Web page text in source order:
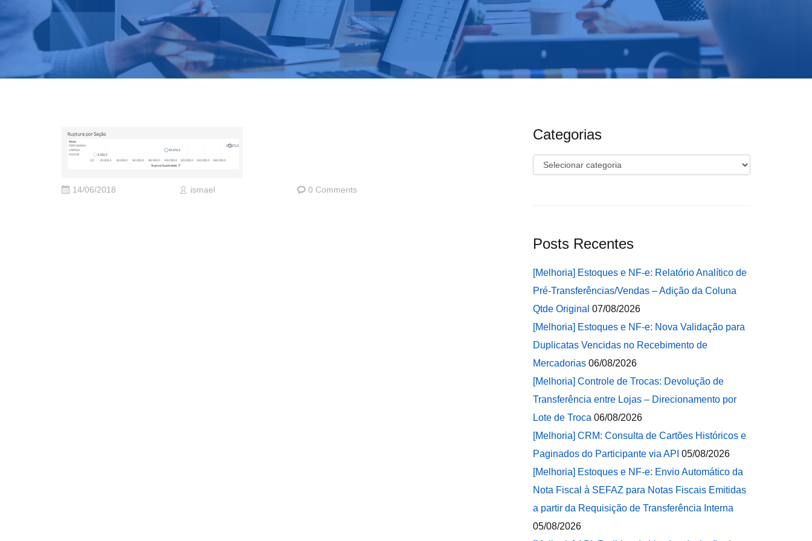
14/06/2018 ismael 0 Comments
Categorias
Categorias
Posts Recentes
[Melhoria] Estoques e NF-e: Relatório Analítico de
Pré-Transferências/Vendas – Adição da Coluna
Qtde Original 07/08/2026
[Melhoria] Estoques e NF-e: Nova Validação para
Duplicatas Vencidas no Recebimento de
Mercadorias 06/08/2026
[Melhoria] Controle de Trocas: Devolução de
Transferência entre Lojas – Direcionamento por
Lote de Troca 06/08/2026
[Melhoria] CRM: Consulta de Cartões Históricos e
Paginados do Participante via API 05/08/2026
[Melhoria] Estoques e NF-e: Envio Automático da
Nota Fiscal à SEFAZ para Notas Fiscais Emitidas
a partir da Requisição de Transferência Interna
05/08/2026